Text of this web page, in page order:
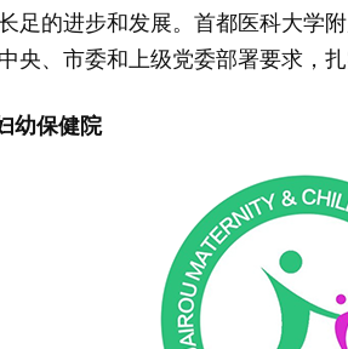
足的进步和发展。首都医科大学
央、市委和上级党委部署要求，
幼保健院